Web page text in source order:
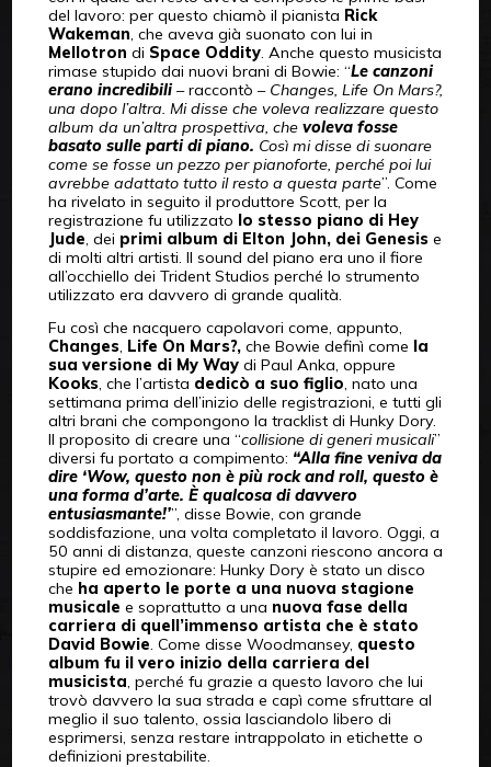
del lavoro: per questo chiamò il pianista Rick
Wakeman, che aveva già suonato con lui in
Mellotron di Space Oddity. Anche questo musicista
rimase stupido dai nuovi brani di Bowie: “Le canzoni
erano incredibili – raccontò – Changes, Life On Mars?,
una dopo l’altra. Mi disse che voleva realizzare questo
album da un’altra prospettiva, che voleva fosse
basato sulle parti di piano. Così mi disse di suonare
come se fosse un pezzo per pianoforte, perché poi lui
avrebbe adattato tutto il resto a questa parte”. Come
ha rivelato in seguito il produttore Scott, per la
registrazione fu utilizzato lo stesso piano di Hey
Jude, dei primi album di Elton John, dei Genesise
di molti altri artisti. Il sound del piano era uno il fiore
all’occhiello dei Trident Studios perché lo strumento
utilizzato era davvero di grande qualità.
Fu così che nacquero capolavori come, appunto,
Changes, Life On Mars?,che Bowie definì come la
sua versione di My Waydi Paul Anka, oppure
Kooks, che l’artista dedicò a suo figlio, nato una
settimana prima dell’inizio delle registrazioni, e tutti gli
altri brani che compongono la tracklist di Hunky Dory.
Il proposito di creare una “collisione di generi musicali”
diversi fu portato a compimento: “Alla fine veniva da
dire ‘Wow, questo non è più rock and roll, questo è
una forma d’arte. È qualcosa di davvero
entusiasmante!’”, disse Bowie, con grande
soddisfazione, una volta completato il lavoro. Oggi, a
50 anni di distanza, queste canzoni riescono ancora a
stupire ed emozionare: Hunky Dory è stato un disco
che ha aperto le porte a una nuova stagione
musicale e soprattutto a una nuova fase della
carriera di quell’immenso artista che è stato
David Bowie. Come disse Woodmansey, questo
album fu il vero inizio della carriera del
musicista, perché fu grazie a questo lavoro che lui
trovò davvero la sua strada e capì come sfruttare al
meglio il suo talento, ossia lasciandolo libero di
esprimersi, senza restare intrappolato in etichette o
definizioni prestabilite.